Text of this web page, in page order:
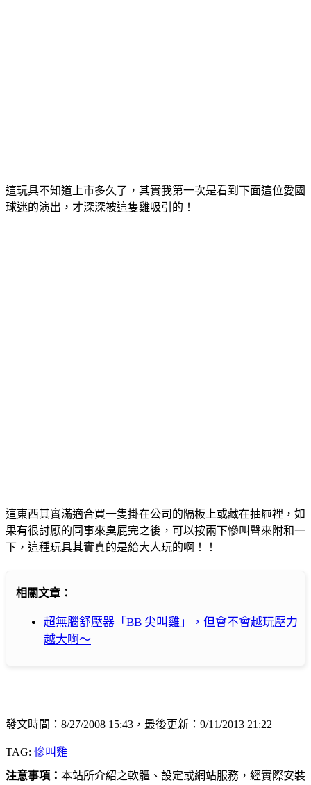
這玩具不知道上市多久了，其實我第一次是看到下面這位愛國
球迷的演出，才深深被這隻雞吸引的！
這東西其實滿適合買一隻掛在公司的隔板上或藏在抽屜裡，如
果有很討厭的同事來臭屁完之後，可以按兩下慘叫聲來附和一
下，這種玩具其實真的是給大人玩的啊！！
相關文章：
超無腦舒壓器「BB 尖叫雞」，但會不會越玩壓力
越大啊～
發文時間：8/27/2008 15:43，最後更新：9/11/2013 21:22
TAG: 慘叫雞
注意事項： 本站所介紹之軟體、設定或網站服務，經實際安裝